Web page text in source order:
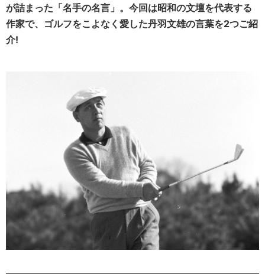
が詰まった「名手の名言」。今回は昭和の文壇を代表する
作家で、ゴルフをこよなく愛した丹羽文雄の言葉を2つご紹
介!